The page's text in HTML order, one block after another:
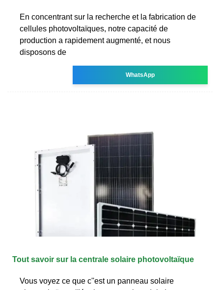
En concentrant sur la recherche et la fabrication de
cellules photovoltaïques, notre capacité de
production a rapidement augmenté, et nous
disposons de
WhatsApp
Tout savoir sur la centrale solaire photovoltaïque
Vous voyez ce que c''est un panneau solaire